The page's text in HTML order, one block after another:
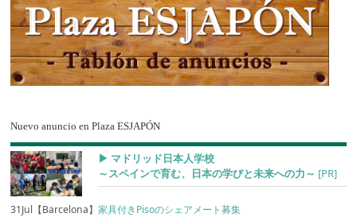
Nuevo anuncio en Plaza ESJAPÓN
▶︎ マドリッド日本人学校
～スペインで育む、日本の学びと未来への力～ [PR]
31Jul【Barcelona】家具付きPisoのシェアメート募集